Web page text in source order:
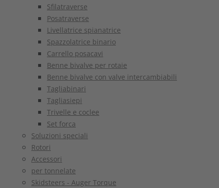
Sfilatraverse
Posatraverse
Livellatrice spianatrice
Spazzolatrice binario
Carrello posacavi
Benne bivalve per rotaie
Benne bivalve con valve intercambiabili
Tagliabinari
Tagliasiepi
Trivelle e coclee
Set forca
Soluzioni speciali
Rotori
Accessori
per tonnelate
Skidsteers - Auger Torque